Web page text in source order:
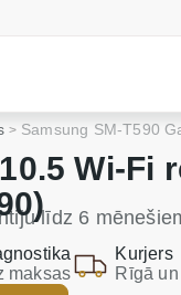
Samsung SM-T590
Wi-Fi
līdz 6
maksas
Kurjers
Rīgā